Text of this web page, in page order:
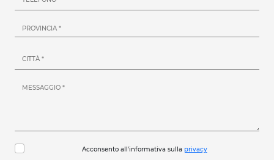
Acconsento all'informativa sulla privacy